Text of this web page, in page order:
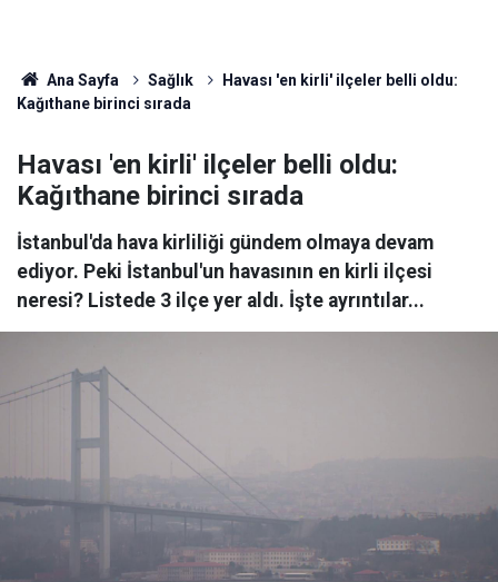
Ana Sayfa Sağlık
Havası 'en kirli' ilçeler belli oldu:
Kağıthane birinci sırada
Havası 'en kirli' ilçeler belli oldu:
Kağıthane birinci sırada
İstanbul'da hava kirliliği gündem olmaya devam
ediyor. Peki İstanbul'un havasının en kirli ilçesi
neresi? Listede 3 ilçe yer aldı. İşte ayrıntılar...